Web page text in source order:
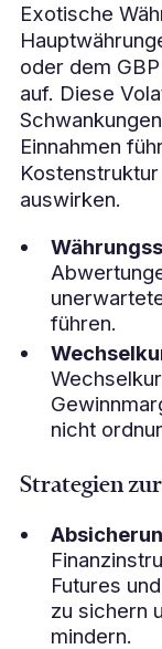
Exotische
oder dem
auf. Diese
Einnahmen
auswirken.
führen.
nicht
Strategien
Futures
zu sichern
mindern.